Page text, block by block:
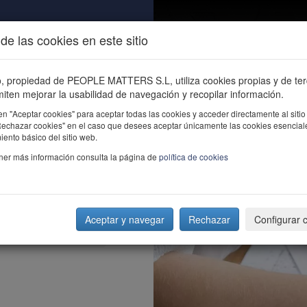
ÚNETE CONTACTO
las cookies en este sitio
propiedad de PEOPLE MATTERS S.L, utiliza cookies propias y de
mejorar la usabilidad de navegación y recopilar información.
"Aceptar cookies" para aceptar todas las cookies y acceder directamente al
cookies" en el caso que desees aceptar únicamente las cookies
básico del sitio web.
más información consulta la página de política de cookies
Aceptar y navegar Rechazar Configurar